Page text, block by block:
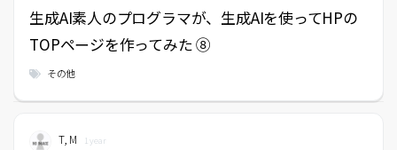
生成AI素人のプログラマが、生成AIを使ってHPの
TOPページを作ってみた ⑧
その他
T, M 1 year